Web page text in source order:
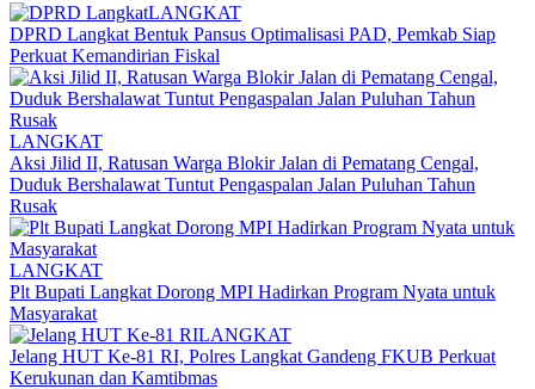
LANGKAT
DPRD Langkat Bentuk Pansus Optimalisasi PAD, Pemkab Siap
Perkuat Kemandirian Fiskal
LANGKAT
Aksi Jilid II, Ratusan Warga Blokir Jalan di Pematang Cengal,
Duduk Bershalawat Tuntut Pengaspalan Jalan Puluhan Tahun
Rusak
LANGKAT
Plt Bupati Langkat Dorong MPI Hadirkan Program Nyata untuk
Masyarakat
LANGKAT
Jelang HUT Ke-81 RI, Polres Langkat Gandeng FKUB Perkuat
Kerukunan dan Kamtibmas